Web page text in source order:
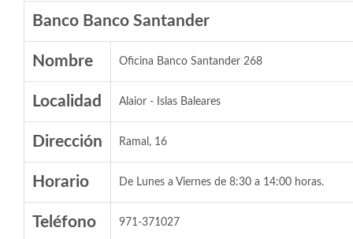
Banco Banco Santander
Nombre Oficina Banco Santander 268
Localidad Alaior - Islas Baleares
Dirección Ramal, 16
Horario De Lunes a Viernes de 8:30 a 14:00 horas.
Teléfono 971-371027